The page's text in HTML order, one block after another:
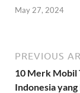
May 27, 2024
PREVIOUS
10 Merk Mobil
Indonesia